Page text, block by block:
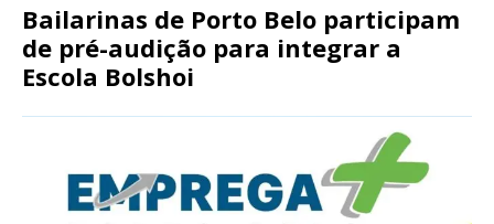
Bailarinas de Porto Belo participam
de pré-audição para integrar a
Escola Bolshoi